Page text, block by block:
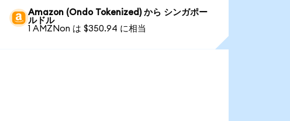
Amazon (Ondo Tokenized) から シンガポー
ルドル
1 AMZNon は $350.94 に相当